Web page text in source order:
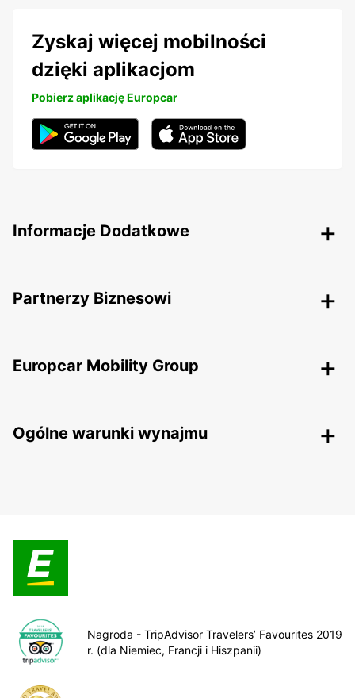
Zyskaj więcej mobilności
dzięki aplikacjom
Pobierz aplikację Europcar
Informacje Dodatkowe
Partnerzy Biznesowi
Europcar Mobility Group
Ogólne warunki wynajmu
Nagroda - TripAdvisor Travelers’ Favourites 2019
r. (dla Niemiec, Francji i Hiszpanii)